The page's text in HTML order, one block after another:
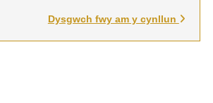
Dysgwch fwy am y cynllun